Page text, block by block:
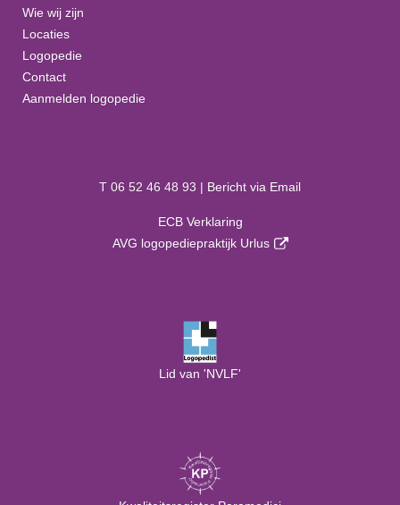
Wie wij zijn
Locaties
Logopedie
Contact
Aanmelden logopedie
T 06 52 46 48 93 | Bericht via Email
ECB Verklaring
AVG logopediepraktijk Urlus
Lid van 'NVLF'